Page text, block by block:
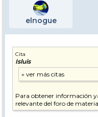
elnogue
Cita
Isluis
Para obtener información
relevante del foro de